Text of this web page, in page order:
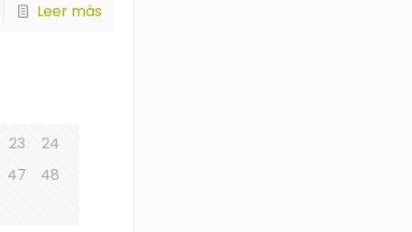
Leer más
23
24
47
48